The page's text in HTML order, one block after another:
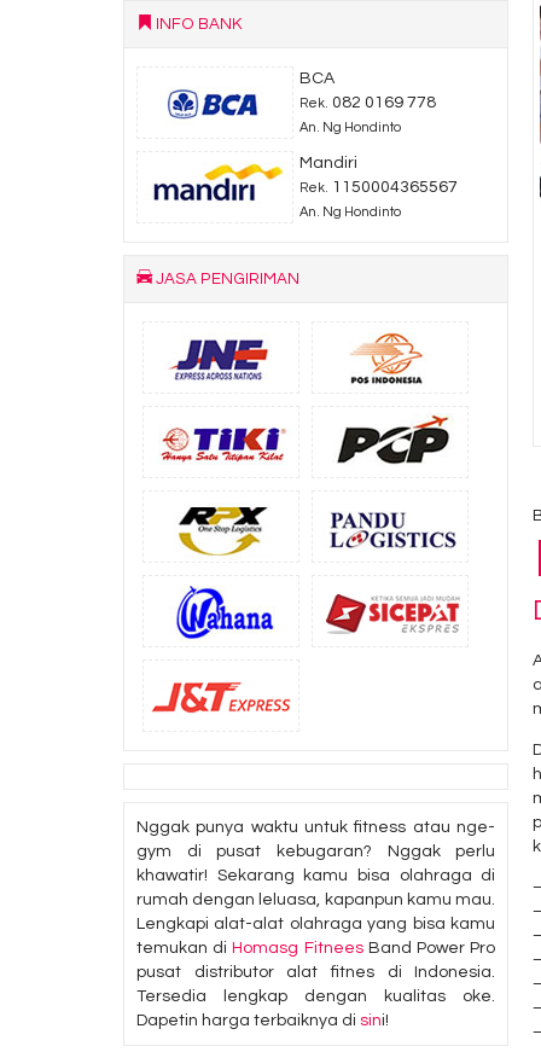
INFO BANK
BCA
Rek. 082 0169 778
An. Ng Hondinto
Mandiri
Rek. 1150004365567
An. Ng Hondinto
JASA PENGIRIMAN
Nggak punya waktu untuk fitness atau nge-
gym di pusat kebugaran? Nggak perlu
khawatir! Sekarang kamu bisa olahraga di
rumah dengan leluasa, kapanpun kamu mau.
Lengkapi alat-alat olahraga yang bisa kamu
temukan di Homasg FitneesBand Power Pro
pusat distributor alat fitnes di Indonesia.
Tersedia lengkap dengan kualitas oke.
Dapetin harga terbaiknya di sini!